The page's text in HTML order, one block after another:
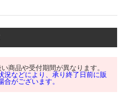
商品や受付期間が異なります。
などにより、承り終了日前に販
がございます。